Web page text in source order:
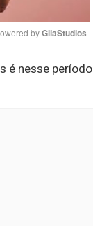
Mute
by GliaStudios
é nesse